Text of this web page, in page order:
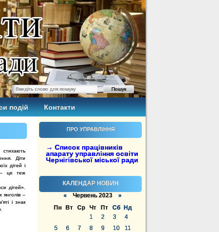
подій Контакти
ПРО УПРАВЛІННЯ
→ Список працівників
апарату управління освіти
Чернігівської міської ради
КАЛЕНДАР НОВИН
« Червень 2023 »
Пн
Вт Ср Чт Пт Сб
Нд
1
2 3
4
5
6 7 8 9 10
11
Діти
дітей і
– це теж
дітей».
янголів –
і знак